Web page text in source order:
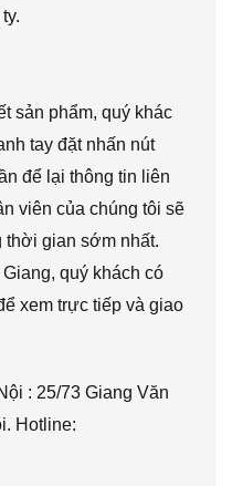
sản phẩm, quý khác
tay đặt nhấn nút
để lại thông tin liên
viên của chúng tôi sẽ
thời gian sớm nhất.
quý khách có
xem trực tiếp và giao
: 25/73 Giang Văn
Hotline: